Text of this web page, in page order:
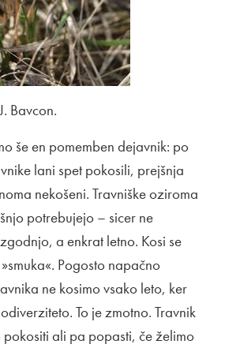
Bavcon.
še en pomemben dejavnik: po
lani spet pokosili, prejšnja
nekošeni. Travniške oziroma
potrebujejo – sicer ne
a enkrat letno. Kosi se
Pogosto napačno
ne kosimo vsako leto, ker
To je zmotno. Travnik
ali pa popasti, če želimo